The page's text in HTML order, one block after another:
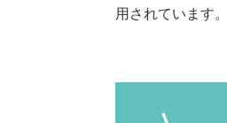
用されています